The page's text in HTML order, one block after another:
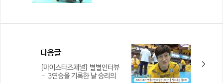
다음글
[마이스타즈채널] 별별인터뷰
– 3연승을 기록한 날 승리의